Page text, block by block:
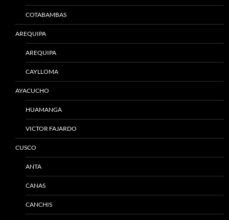
COTABAMBAS
AREQUIPA
AREQUIPA
CAYLLOMA
AYACUCHO
HUAMANGA
VICTOR FAJARDO
CUSCO
ANTA
CANAS
CANCHIS